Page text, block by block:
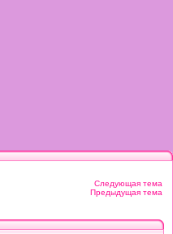
Следующая тема
Предыдущая тема